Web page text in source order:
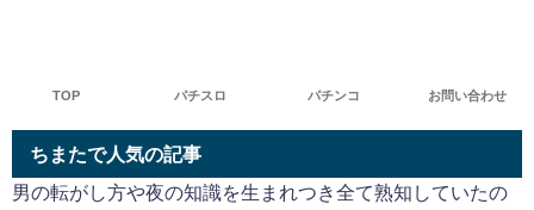
TOP パチスロ パチンコ お問い合わせ
ちまたで人気の記事
男の転がし方や夜の知識を生まれつき全て熟知していたの